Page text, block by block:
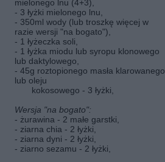
mielonego lnu (4+3),
- 3 łyżki mielonego lnu,
- 350ml wody (lub troszkę więcej w
razie wersji "na bogato"),
- 1 łyżeczka soli,
- 1 łyżka miodu lub syropu klonowego
lub daktylowego,
- 45g roztopionego masła klarowanego
lub oleju
kokosowego - 3 łyżki,
Wersja "na bogato":
- żurawina - 2 małe garstki,
- ziarna chia - 2 łyżki,
- ziarna dyni - 2 łyżki,
- ziarno sezamu - 2 łyżki,